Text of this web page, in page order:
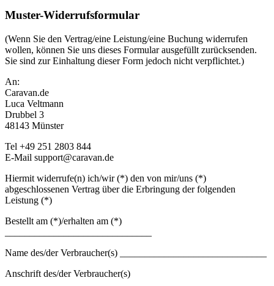
Muster-Widerrufsformular
(Wenn Sie den Vertrag/eine Leistung/eine Buchung widerrufen
wollen, können Sie uns dieses Formular ausgefüllt zurücksenden.
Sie sind zur Einhaltung dieser Form jedoch nicht verpflichtet.)
An:
Caravan.de
Luca Veltmann
Drubbel 3
48143 Münster
Tel +49 251 2803 844
E-Mail support@caravan.de
Hiermit widerrufe(n) ich/wir (*) den von mir/uns (*)
abgeschlossenen Vertrag über die Erbringung der folgenden
Leistung (*)
Bestellt am (*)/erhalten am (*)
Name des/der Verbraucher(s) ______________________________
Anschrift des/der Verbraucher(s)